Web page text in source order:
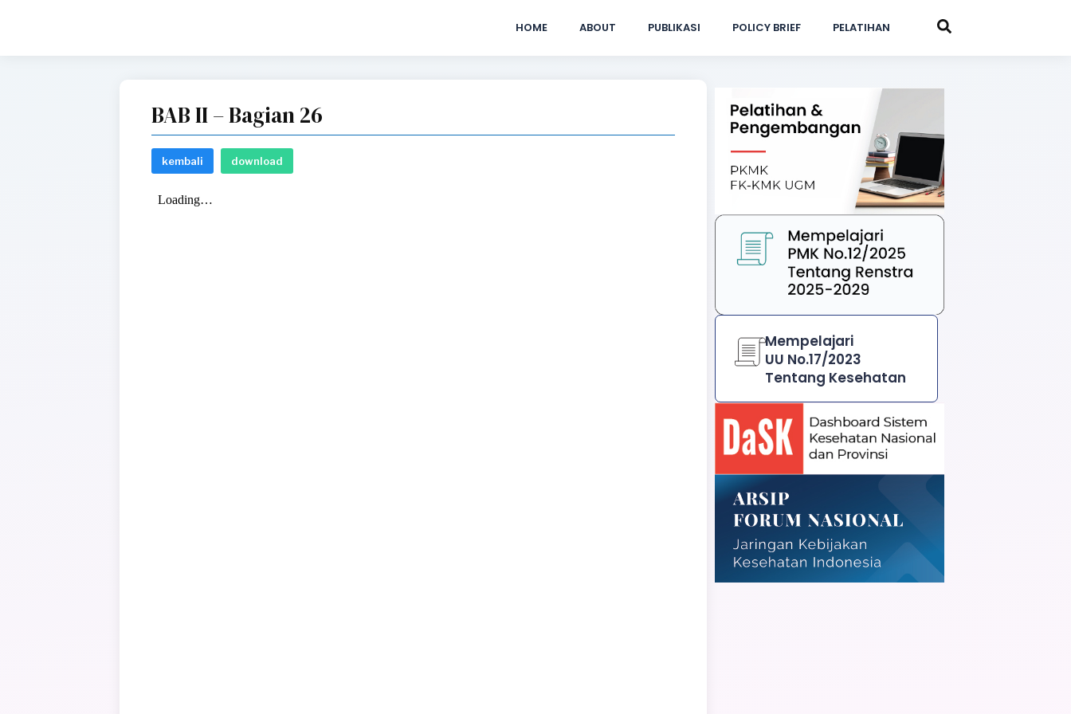
HOME ABOUT PUBLIKASI POLICY BRIEF PELATIHAN
BAB II – Bagian 26
kembali download
Mempelajari
UU No.17/2023
Tentang Kesehatan